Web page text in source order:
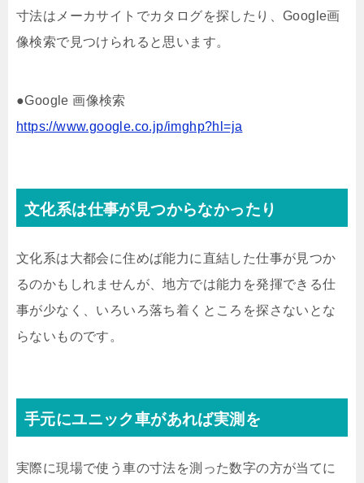
寸法はメーカサイトでカタログを探したり、Google画
像検索で見つけられると思います。
●Google 画像検索
https://www.google.co.jp/imghp?hl=ja
文化系は仕事が見つからなかったり
文化系は大都会に住めば能力に直結した仕事が見つか
るのかもしれませんが、地方では能力を発揮できる仕
事が少なく、いろいろ落ち着くところを探さないとな
らないものです。
手元にユニック車があれば実測を
実際に現場で使う車の寸法を測った数字の方が当てに